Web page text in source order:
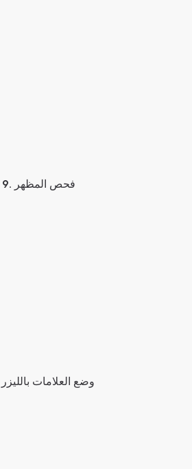
9. فحص المظهر
10. وضع العلامات بالليزر